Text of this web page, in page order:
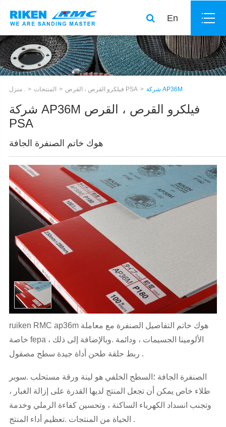
En
منزل . المنتجات فيلكرو القرص ، القرص PSA شركة AP36M
شركة AP36M فيلكرو القرص ، القرص
PSA
هوك خاتم الصنفرة الجافة
ruiken RMC ap36m هوك خاتم التفاصيل الصنفرة مع معاملة
خاصة fepa الألومينا الجسيمات ، ودائمة .وبالإضافة إلى ذلك ،
ربط حلقة طحن أداة جيدة سطح مصقول .
الصنفرة الجافة ؛السطح الخلفي هو لينة ورقة مستحلب .سوبر
طلاء خاص يمكن أن تجعل المنتج لديها القدرة على إزالة الغبار ،
وتجنب انسداد الكهرباء الساكنة ، وتحسين كفاءة الرملي وخدمة
الحياة من المنتجات .تعظيم أداء المنتج .